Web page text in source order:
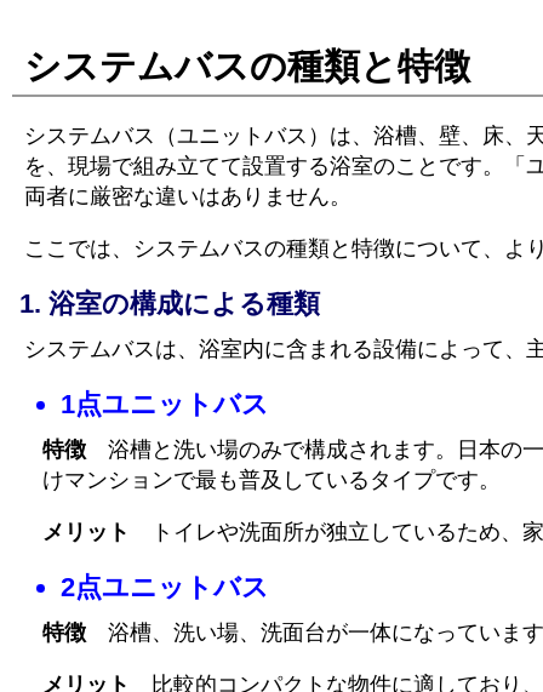
システムバスの種類と特徴
システムバス（ユニットバス）は、浴槽、壁、床、
を、現場で組み立てて設置する浴室のことです。「
両者に厳密な違いはありません。
ここでは、システムバスの種類と特徴について、よ
浴室の構成による種類
システムバスは、浴室内に含まれる設備によって、
1点ユニットバス
特徴 浴槽と洗い場のみで構成されます。日本の
けマンションで最も普及しているタイプです。
メリット トイレや洗面所が独立しているため、
2点ユニットバス
特徴 浴槽、洗い場、洗面台が一体になっていま
メリット 比較的コンパクトな物件に適しており